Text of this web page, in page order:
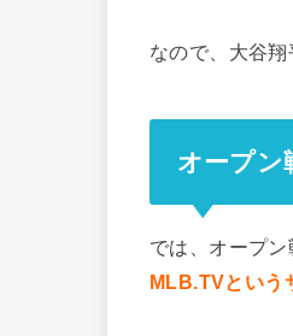
なので、大谷
オープン
では、オープ
MLB.TVという